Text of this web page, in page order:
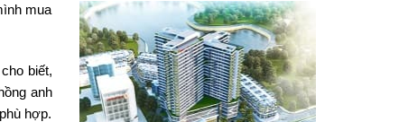
mua
biết,
anh
hợp.